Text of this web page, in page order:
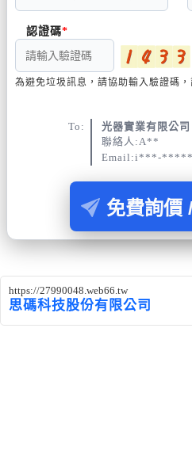
認證碼
為避免垃圾訊息，請協助輸入驗證碼
To:
光器實業有限公司
聯絡人:A**
Email:i***-
免費詢價
https://27990048.web66.tw
思碼科技股份有限公司